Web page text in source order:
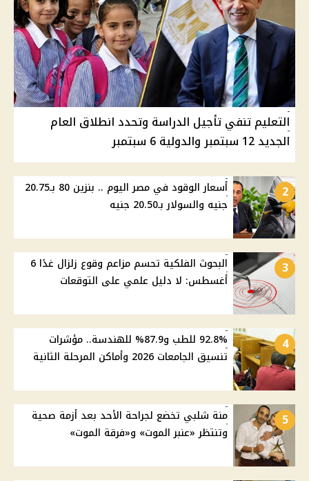
التعليم تنفي تأجيل الدراسة وتحدد انطلاق العام
الجديد 12 سبتمبر والدولية 6 سبتمبر
2
أسعار الوقود في مصر اليوم .. بنزين 80 بـ20.75
جنيه والسولار بـ20.50 جنيه
3
البحوث الفلكية تحسم مزاعم وقوع زلزال غدًا 6
أغسطس: لا دليل علمي على التوقعات
4
92.8% للطب و87.9% للهندسة.. مؤشرات
تنسيق الجامعات 2026 وأماكن المرحلة الثانية
5
منة شلبي تخضع لجراحة الأحد بعد أزمة صحية
وتنتظر «عنبر الموت» و«فرقة الموت»